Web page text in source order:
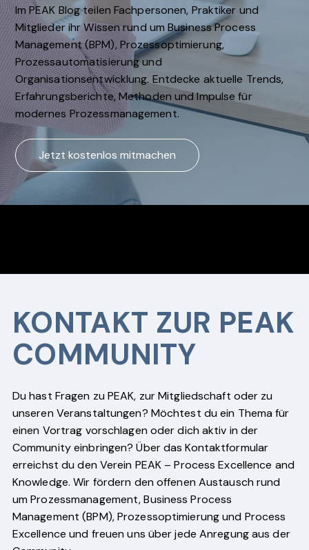
Im PEAK Blog teilen Fachpersonen, Praktiker und
Mitglieder ihr Wissen rund um Business Process
Management (BPM), Prozessoptimierung,
Prozessautomatisierung und
Organisationsentwicklung. Entdecke aktuelle Trends,
Erfahrungsberichte, Methoden und Impulse für
modernes Prozessmanagement.
Jetzt kostenlos mitmachen
KONTAKT ZUR PEAK
COMMUNITY
Du hast Fragen zu PEAK, zur Mitgliedschaft oder zu
unseren Veranstaltungen? Möchtest du ein Thema für
einen Vortrag vorschlagen oder dich aktiv in der
Community einbringen? Über das Kontaktformular
erreichst du den Verein PEAK – Process Excellence and
Knowledge. Wir fördern den offenen Austausch rund
um Prozessmanagement, Business Process
Management (BPM), Prozessoptimierung und Process
Excellence und freuen uns über jede Anregung aus der